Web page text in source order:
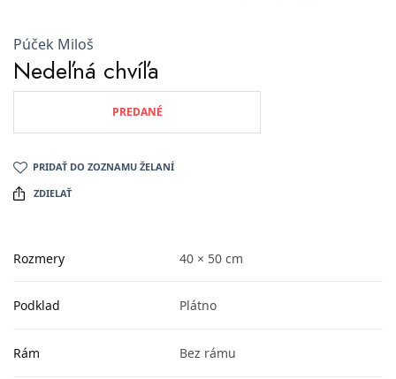
Púček Miloš
Nedeľná chvíľa
PREDANÉ
PRIDAŤ DO ZOZNAMU ŽELANÍ
ZDIELAŤ
Rozmery 40 × 50 cm
Podklad Plátno
Rám Bez rámu